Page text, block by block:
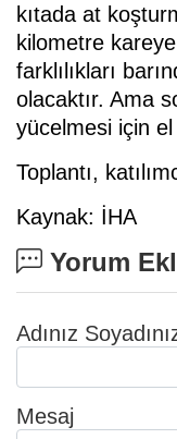
kıtada at
kilometre
farklılıkları
olacaktır. Ama
yücelmesi için
Toplantı,
Kaynak: İHA
Yorum
Adınız
Mesaj